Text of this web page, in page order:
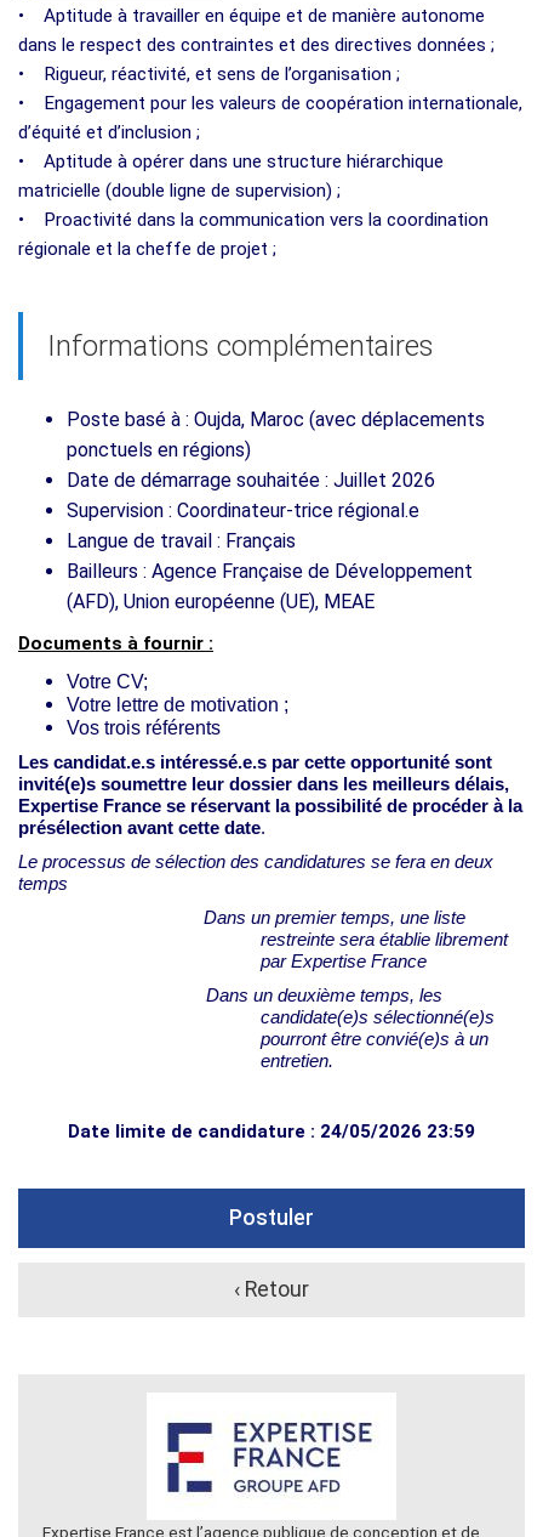
• Aptitude à travailler en équipe et de manière autonome
dans le respect des contraintes et des directives données ;
• Rigueur, réactivité, et sens de l’organisation ;
• Engagement pour les valeurs de coopération internationale,
d’équité et d’inclusion ;
• Aptitude à opérer dans une structure hiérarchique
matricielle (double ligne de supervision) ;
• Proactivité dans la communication vers la coordination
régionale et la cheffe de projet ;
Informations complémentaires
Poste basé à : Oujda, Maroc (avec déplacements
ponctuels en régions)
Date de démarrage souhaitée : Juillet 2026
Supervision : Coordinateur-trice régional.e
Langue de travail : Français
Bailleurs : Agence Française de Développement
(AFD), Union européenne (UE), MEAE
Documents à fournir :
Votre CV;
Votre lettre de motivation ;
Vos trois référents
Les candidat.e.s intéressé.e.s par cette opportunité sont
invité(e)s soumettre leur dossier dans les meilleurs délais,
Expertise France se réservant la possibilité de procéder à la
présélection avant cette date.
Le processus de sélection des candidatures se fera en deux
temps
Dans un premier temps, une liste
restreinte sera établie librement
par Expertise France
Dans un deuxième temps, les
candidate(e)s sélectionné(e)s
pourront être convié(e)s à un
entretien.
Date limite de candidature : 24/05/2026 23:59
Postuler
‹ Retour
Expertise France est l’agence publique de conception et de